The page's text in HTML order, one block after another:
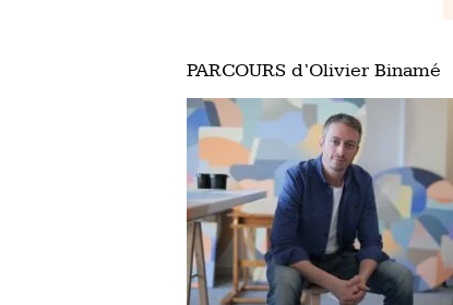
PARCOURS d’Olivier Binamé